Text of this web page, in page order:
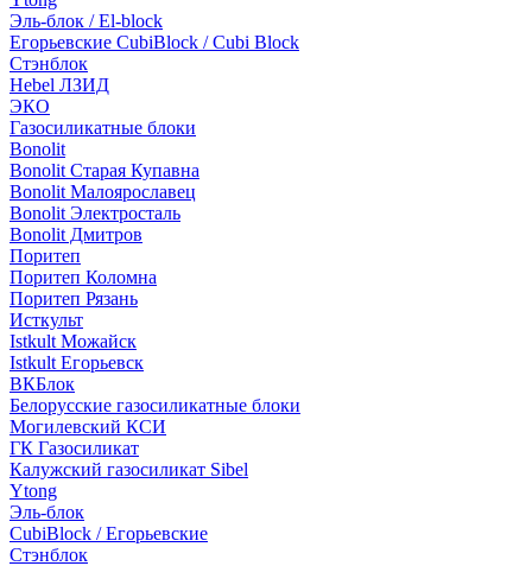
Эль-блок / El-block
Егорьевские CubiBlock / Cubi Block
Стэнблок
Hebel ЛЗИД
ЭКО
Газосиликатные блоки
Bonolit
Bonolit Старая Купавна
Bonolit Малоярославец
Bonolit Электросталь
Bonolit Дмитров
Поритеп
Поритеп Коломна
Поритеп Рязань
Исткульт
Istkult Можайск
Istkult Егорьевск
ВКБлок
Белорусские газосиликатные блоки
Могилевский КСИ
ГК Газосиликат
Калужский газосиликат Sibel
Ytong
Эль-блок
CubiBlock / Егорьевские
Стэнблок